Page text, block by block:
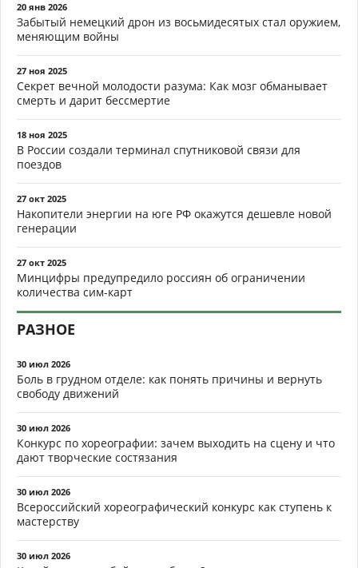
20 янв 2026
Забытый немецкий дрон из восьмидесятых стал оружием,
меняющим войны
27 ноя 2025
Секрет вечной молодости разума: Как мозг обманывает
смерть и дарит бессмертие
18 ноя 2025
В России создали терминал спутниковой связи для
поездов
27 окт 2025
Накопители энергии на юге РФ окажутся дешевле новой
генерации
27 окт 2025
Минцифры предупредило россиян об ограничении
количества сим-карт
РАЗНОЕ
30 июл 2026
Боль в грудном отделе: как понять причины и вернуть
свободу движений
30 июл 2026
Конкурс по хореографии: зачем выходить на сцену и что
дают творческие состязания
30 июл 2026
Всероссийский хореографический конкурс как ступень к
мастерству
30 июл 2026